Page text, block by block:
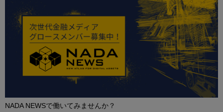
NADA NEWSで働いてみませんか？